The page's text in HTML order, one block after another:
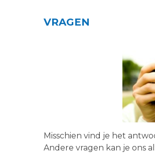
VRAGEN
Misschien vind je het
Andere vragen kan je ons